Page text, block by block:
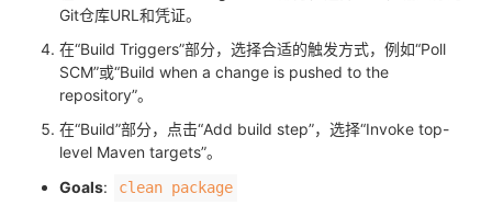
Git仓库URL和凭证。
在“Build Triggers”部分，选择合适的触发方式，例如“Poll
SCM”或“Build when a change is pushed to the
repository”。
在“Build”部分，点击“Add build step”，选择“Invoke top-
level Maven targets”。
Goals: ​ ​clean package​